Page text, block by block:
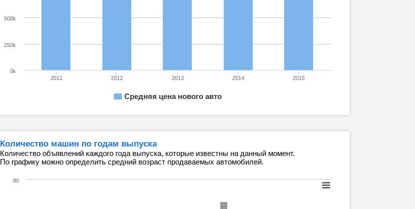
Средняя цена нового авто
2011 2012 2013 2014 2015
0k
250k
500k
Количество машин по годам выпуска
Количество объявлений каждого года выпуска, которые известны на данный момент.
По графику можно определить средний возраст продаваемых автомобилей.
80